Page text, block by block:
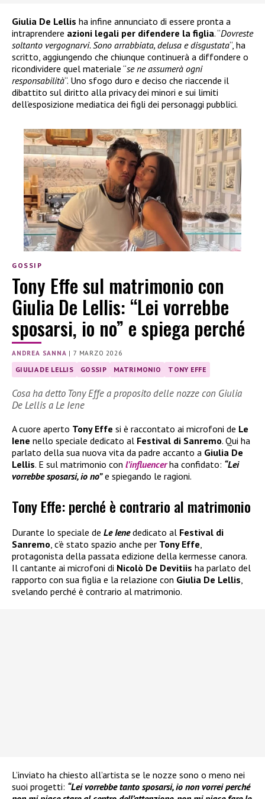
Giulia De Lellis ha infine annunciato di essere pronta a
intraprendere azioni legali per difendere la figlia. “Dovreste
soltanto vergognarvi. Sono arrabbiata, delusa e disgustata“, ha
scritto, aggiungendo che chiunque continuerà a diffondere o
ricondividere quel materiale “se ne assumerà ogni
responsabilità“. Uno sfogo duro e deciso che riaccende il
dibattito sul diritto alla privacy dei minori e sui limiti
dell’esposizione mediatica dei figli dei personaggi pubblici.
GOSSIP
Tony Effe sul matrimonio con
Giulia De Lellis: “Lei vorrebbe
sposarsi, io no” e spiega perché
ANDREA SANNA |7 MARZO 2026
GIULIA DE LELLIS GOSSIP MATRIMONIO TONY EFFE
Cosa ha detto Tony Effe a proposito delle nozze con Giulia
De Lellis a Le Iene
A cuore aperto Tony Effe si è raccontato ai microfoni de Le
Iene nello speciale dedicato al Festival di Sanremo. Qui ha
parlato della sua nuova vita da padre accanto a Giulia De
Lellis. E sul matrimonio con l’influencer ha confidato: “Lei
vorrebbe sposarsi, io no”e spiegando le ragioni.
Tony Effe: perché è contrario al matrimonio
Durante lo speciale de Le Ienededicato al Festival di
Sanremo , c’è stato spazio anche per Tony Effe
protagonista della passata edizione della kermesse canora.
Il cantante ai microfoni di Nicolò De Devitiis ha parlato del
rapporto con sua figlia e la relazione con Giulia De Lellis
svelando perché è contrario al matrimonio.
L’inviato ha chiesto all’artista se le nozze sono o meno nei
suoi progetti: “Lei vorrebbe tanto sposarsi, io non vorrei perché